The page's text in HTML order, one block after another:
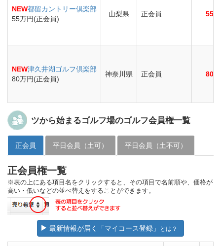
NEW都留カントリー倶楽部
55万円(正会員)
山梨県 正会員 55
NEW津久井湖ゴルフ倶楽部
80万円(正会員)
神奈川県 正会員 80
ツから始まるゴルフ場のゴルフ会員権一覧
正会員 平日会員（土可） 平日会員（土不可）
正会員権一覧
※表の上にある項目名をクリックすると、その項目で名前順や、価格が
高い・低いなどの並べ替えをすることができます。
最新情報が届く「マイコース登録」 とは？